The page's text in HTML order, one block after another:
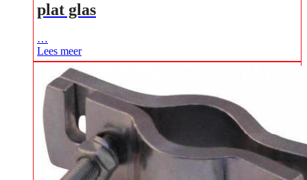
plat glas
…
Lees meer